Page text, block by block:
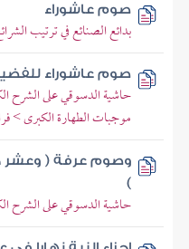
صوم عاشوراء
بدائع الصنائع في ترتيب
صوم عاشوراء
حاشية الدسوقي على الشرح
موجبات الطهارة الكبرى >
وصوم عرفة ( وعشر
)
حاشية الدسوقي على الشرح